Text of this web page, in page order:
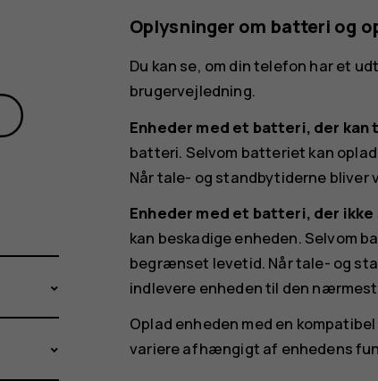
Oplysninger om batteri og
Du kan se, om din telefon har et
brugervejledning.
Enheder med et batteri, der kan
batteri. Selvom batteriet kan
Når tale- og standbytiderne
Enheder med et batteri, der ikke
kan beskadige enheden. Selvom
begrænset levetid. Når tale- og
indlevere enheden til den
Oplad enheden med en
variere afhængigt af enhedens